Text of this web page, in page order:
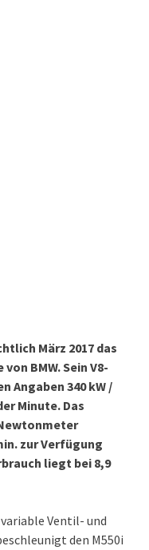
März 2017 das
BMW. Sein V8-
Angaben 340 kW /
Minute. Das
zur Verfügung
liegt bei 8,9
Ventil- und
den M550i